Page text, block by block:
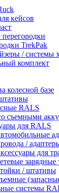
кейсов
TrekPak
/ системы
комплект
колесной базе
RALS
съемными
для RALS
/
для
зарядные
/ штативы
системы